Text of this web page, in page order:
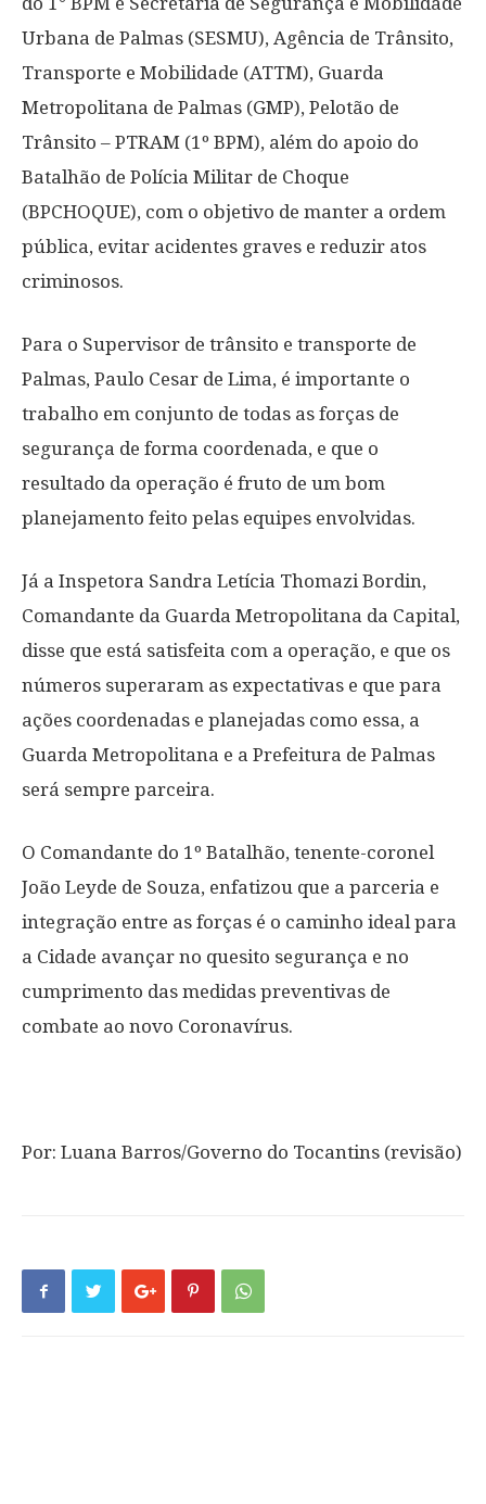
Urbana de Palmas (SESMU), Agência de Trânsito,
Transporte e Mobilidade (ATTM), Guarda
Metropolitana de Palmas (GMP), Pelotão de
Trânsito – PTRAM (1º BPM), além do apoio do
Batalhão de Polícia Militar de Choque
(BPCHOQUE), com o objetivo de manter a ordem
pública, evitar acidentes graves e reduzir atos
criminosos.
Para o Supervisor de trânsito e transporte de
Palmas, Paulo Cesar de Lima, é importante o
trabalho em conjunto de todas as forças de
segurança de forma coordenada, e que o
resultado da operação é fruto de um bom
planejamento feito pelas equipes envolvidas.
Já a Inspetora Sandra Letícia Thomazi Bordin,
Comandante da Guarda Metropolitana da Capital,
disse que está satisfeita com a operação, e que os
números superaram as expectativas e que para
ações coordenadas e planejadas como essa, a
Guarda Metropolitana e a Prefeitura de Palmas
será sempre parceira.
O Comandante do 1º Batalhão, tenente-coronel
João Leyde de Souza, enfatizou que a parceria e
integração entre as forças é o caminho ideal para
a Cidade avançar no quesito segurança e no
cumprimento das medidas preventivas de
combate ao novo Coronavírus.
Por: Luana Barros/Governo do Tocantins (revisão)